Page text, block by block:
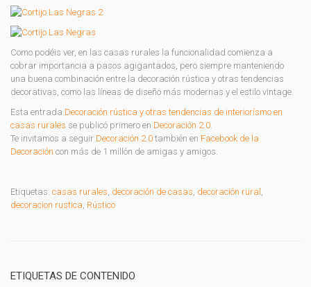
Como podéis ver, en las casas rurales la funcionalidad comienza a
cobrar importancia a pasos agigantados, pero siempre manteniendo
una buena combinación entre la decoración rústica y otras tendencias
decorativas, como las líneas de diseño más modernas y el estilo vintage.
Esta entrada Decoración rústica y otras tendencias de interiorísmo en
casas rurales se publicó primero en Decoración 2.0.
Te invitamos a seguir Decoración 2.0 también en Facebook de la
Decoración con más de 1 millón de amigas y amigos.
Etiquetas: casas rurales, decoración de casas, decoración rural ,
decoracion rustica, Rústico
ETIQUETAS DE CONTENIDO